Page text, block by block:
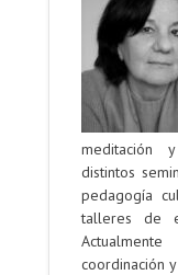
meditación
distintos
pedagogía
talleres de
coordinación